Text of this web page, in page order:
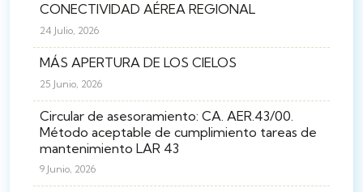
CONECTIVIDAD AÉREA REGIONAL
24 Julio, 2026
MÁS APERTURA DE LOS CIELOS
25 Junio, 2026
Circular de asesoramiento: CA. AER.43/00.
Método aceptable de cumplimiento tareas de
mantenimiento LAR 43
9 Junio, 2026